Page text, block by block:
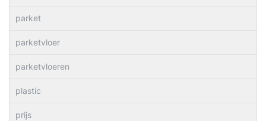
parket
parketvloer
parketvloeren
plastic
prijs